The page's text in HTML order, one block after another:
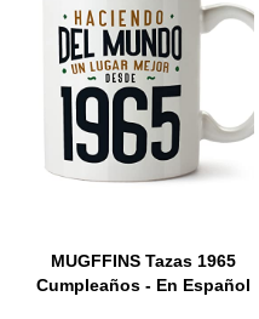
MUGFFINS Tazas 1965
Cumpleaños - En Español